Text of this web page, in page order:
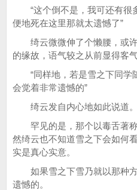
“这个倒不是，我可还有很
便地死在这里那就太遗憾了”
绮云微微伸了个懒腰，或许
的缘故，语气较之从前显得客气
“同样地，若是雪之下同学
会觉着非常遗憾的”
绮云发自内心地如此说道。
罕见的是，那个以毒舌著称
然绮云也不知道雪之下会如何
实是真心实意。
如果雪之下雪乃就以那种方
遗憾的。